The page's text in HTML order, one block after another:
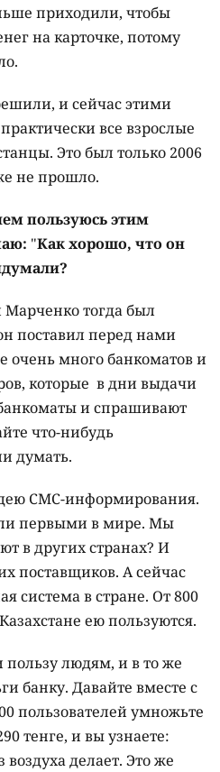
приходили, чтобы
на карточке, потому
и сейчас этими
все взрослые
Это был только 2006
не прошло.
пользуюсьэтим
: "Какхорошо, что он
?
Марченко тогда был
поставил перед нами
очень много банкоматов и
которые в дни выдачи
и спрашивают
что-нибудь
думать.
СМС-информирования.
первыми в мире. Мы
в других странах? И
поставщиков. А сейчас
система в стране. От 800
ею пользуются.
пользу людям, и в то же
банку. Давайте вместе с
пользователей умножьте
тенге, и вы узнаете:
воздуха делает. Это же